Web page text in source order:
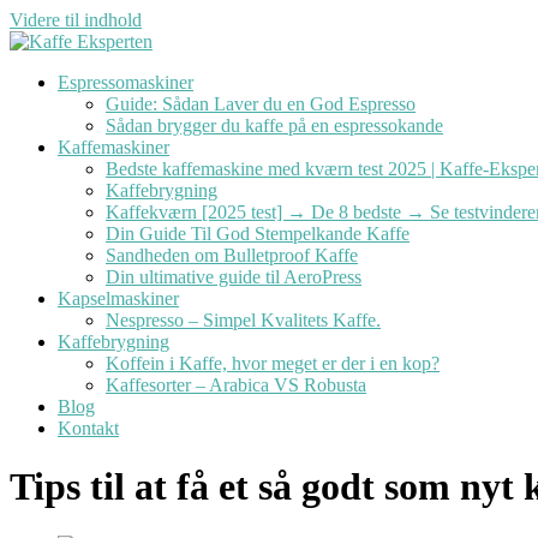
Videre til indhold
Espressomaskiner
Guide: Sådan Laver du en God Espresso
Sådan brygger du kaffe på en espressokande
Kaffemaskiner
Bedste kaffemaskine med kværn test 2025 | Kaffe-
Kaffebrygning
Kaffekværn [2025 test] → De 8 bedste → Se
Din Guide Til God Stempelkande Kaffe
Sandheden om Bulletproof Kaffe
Din ultimative guide til AeroPress
Kapselmaskiner
Nespresso – Simpel Kvalitets Kaffe.
Kaffebrygning
Koffein i Kaffe, hvor meget er der i en kop?
Kaffesorter – Arabica VS Robusta
Blog
Kontakt
Tips til at få et så godt som nyt